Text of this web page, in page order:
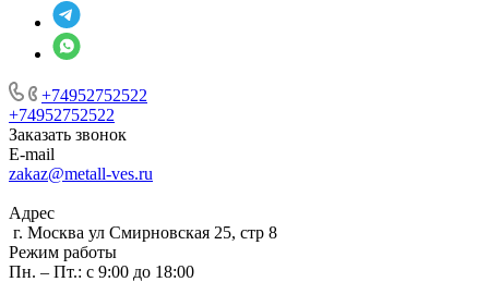
+74952752522
+74952752522
Заказать звонок
E-mail
zakaz@metall-ves.ru
Адрес
г. Москва ул Смирновская 25, стр 8
Режим работы
Пн. – Пт.: с 9:00 до 18:00